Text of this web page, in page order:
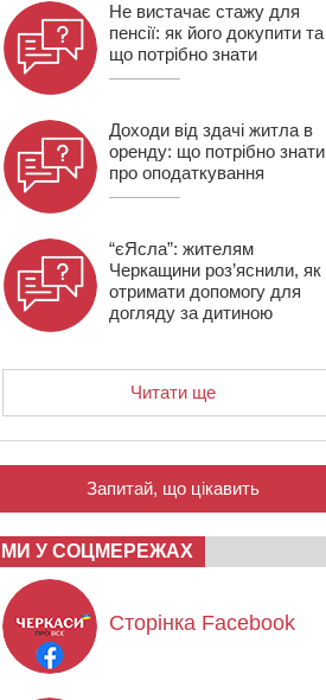
Не вистачає стажу для
пенсії: як його докупити та
що потрібно знати
Доходи від здачі житла в
оренду: що потрібно знати
про оподаткування
“єЯсла”: жителям
Черкащини роз’яснили, як
отримати допомогу для
догляду за дитиною
Читати ще
Запитай, що цікавить
МИ У СОЦМЕРЕЖАХ
Сторінка Facebook